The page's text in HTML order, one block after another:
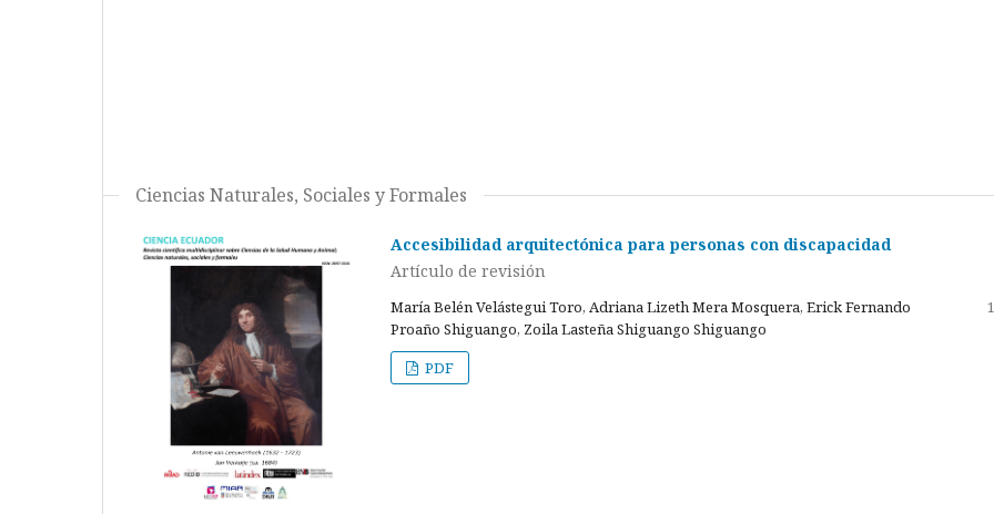
Ciencias Naturales, Sociales y Formales
Accesibilidad arquitectónica para personas con discapacidad
Artículo de revisión
María Belén Velástegui Toro, Adriana Lizeth Mera Mosquera, Erick Fernando
Proaño Shiguango, Zoila Lasteña Shiguango Shiguango
PDF